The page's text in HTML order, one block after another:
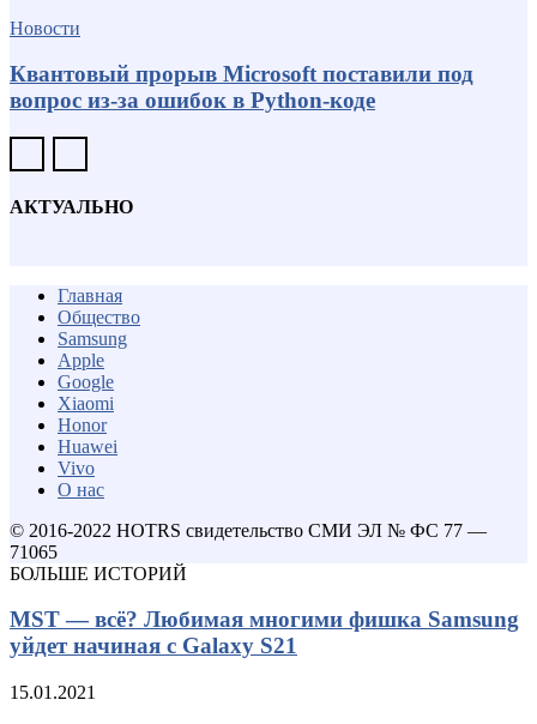
Новости
Квантовый прорыв Microsoft поставили под
вопрос из-за ошибок в Python-коде
АКТУАЛЬНО
Главная
Общество
Samsung
Apple
Google
Xiaomi
Honor
Huawei
Vivo
О нас
© 2016-2022 HOTRS свидетельство СМИ ЭЛ № ФС 77 —
71065
БОЛЬШЕ ИСТОРИЙ
MST — всё? Любимая многими фишка Samsung
уйдет начиная с Galaxy S21
15.01.2021